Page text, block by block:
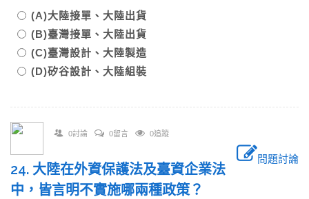
(A)大陸接單、大陸出貨
(B)臺灣接單、大陸出貨
(C)臺灣設計、大陸製造
(D)矽谷設計、大陸組裝
0討論 0留言 0追蹤
問題討論
24. 大陸在外資保護法及臺資企業法
中，皆言明不實施哪兩種政策？